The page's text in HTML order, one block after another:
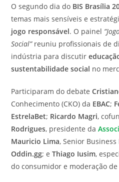
O segundo dia do BIS Brasília
temas mais sensíveis e
jogo responsável. O painel
Social”reuniu profissionais de
indústria para discutir
sustentabilidade social no
Participaram do debate
Conhecimento (CKO) da EBAC;
EstrelaBet; Ricardo Magri,
Rodrigues, presidente da
Mauricio Lima, Senior
Oddin.gg; eThiago Iusim,
do consumidor e moderação de